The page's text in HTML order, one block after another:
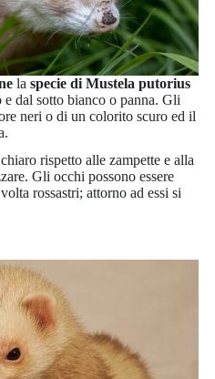
la specie di Mustela putorius
dal sotto bianco o panna. Gli
neri o di un colorito scuro ed il
rispetto alle zampette e alla
Gli occhi possono essere
rossastri; attorno ad essi si